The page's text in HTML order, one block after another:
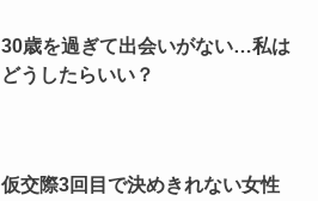
30歳を過ぎて出会いがない…私は
どうしたらいい？
仮交際3回目で決めきれない女性